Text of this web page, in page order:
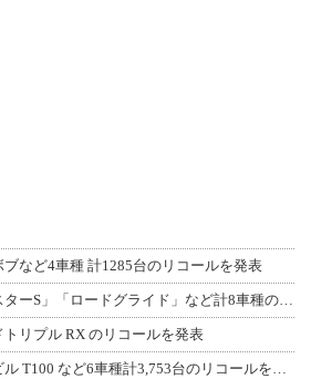
ブなど4車種 計1285台のリコールを発表
【ハーレー】「スポーツスターS」「ロードグライド」など計8車種のリコールを発表
トリプル RX のリコールを発表
【トライアンフ】ボンネビル T100 など6車種計3,753台のリコールを発表